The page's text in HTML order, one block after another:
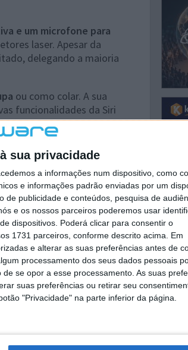
sua privacidade
a informações num dispositivo, como
e informações padrão enviadas por um
de publicidade e conteúdos, pesquisa de
e os nossos parceiros poderemos usar
dispositivos. Poderá clicar para consentir o
1731 parceiros, conforme descrito acima. Em
e alterar as suas preferências antes de
processamento dos seus dados pessoais
se opor a esse processamento. As suas
suas preferências ou retirar seu
"Privacidade" na parte inferior da página.
e um microfone para
laser. Apesar da
delegando a maioria
ou como colar. A sua
funcionalidades da Siri
integrar um pequeno
o projeto encontra-se
excluída uma eventual